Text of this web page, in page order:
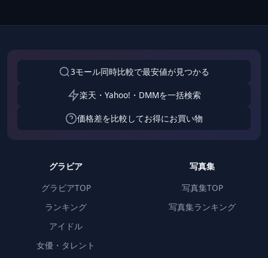
3モール同時比較で最安値が見つかる
楽天・Yahoo!・DMMを一括検索
価格差を比較してお得にお買い物
グラビア
グラビアTOP
ランキング
アイドル
女優・タレント
写真集
写真集TOP
写真集ランキング